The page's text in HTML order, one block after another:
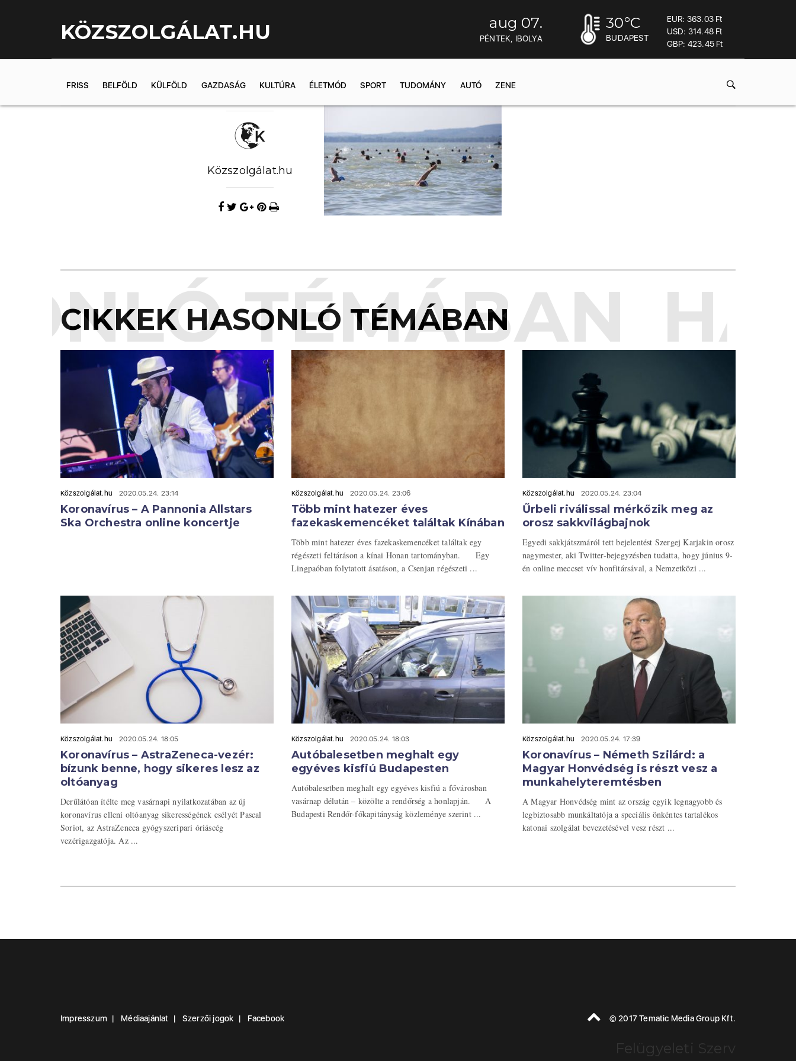
KÖZSZOLGÁLAT.HU aug 07.
PÉNTEK, IBOLYA
30°C
BUDAPEST
EUR: 363.03 Ft
USD: 314.48 Ft
GBP: 423.45 Ft
FRISS BELFÖLD KÜLFÖLD GAZDASÁG KULTÚRA ÉLETMÓD SPORT TUDOMÁNY AUTÓ ZENE
Közszolgálat.hu
CIKKEK HASONLÓ TÉMÁBAN
TÉMÁBAN
Közszolgálat.hu 2020.05.24. 23:14
Koronavírus – A Pannonia Allstars
Ska Orchestra online koncertje
Közszolgálat.hu 2020.05.24. 23:06
Több mint hatezer éves
fazekaskemencéket találtak Kínában
Több mint hatezer éves fazekaskemencéket találtak egy
régészeti feltáráson a kínai Honan tartományban. Egy
Lingpaóban folytatott ásatáson, a Csenjan régészeti ...
Közszolgálat.hu 2020.05.24. 23:04
Űrbeli riválissal mérkőzik meg az
orosz sakkvilágbajnok
Egyedi sakkjátszmáról tett bejelentést Szergej Karjakin orosz
nagymester, aki Twitter-bejegyzésben tudatta, hogy június 9-
én online meccset vív honfitársával, a Nemzetközi ...
Közszolgálat.hu 2020.05.24. 18:05
Koronavírus – AstraZeneca-vezér:
bízunk benne, hogy sikeres lesz az
oltóanyag
Derűlátóan ítélte meg vasárnapi nyilatkozatában az új
koronavírus elleni oltóanyag sikerességének esélyét Pascal
Soriot, az AstraZeneca gyógyszeripari óriáscég
vezérigazgatója. Az ...
Közszolgálat.hu 2020.05.24. 18:03
Autóbalesetben meghalt egy
egyéves kisfiú Budapesten
Autóbalesetben meghalt egy egyéves kisfiú a fővárosban
vasárnap délután – közölte a rendőrség a honlapján. A
Budapesti Rendőr-főkapitányság közleménye szerint ...
Közszolgálat.hu 2020.05.24. 17:39
Koronavírus – Németh Szilárd: a
Magyar Honvédség is részt vesz a
munkahelyteremtésben
A Magyar Honvédség mint az ország egyik legnagyobb és
legbiztosabb munkáltatója a speciális önkéntes tartalékos
katonai szolgálat bevezetésével vesz részt ...
Impresszum Médiaajánlat Szerzői jogok Facebook © 2017 Tematic Media Group Kft.
Felügyeleti Szerv